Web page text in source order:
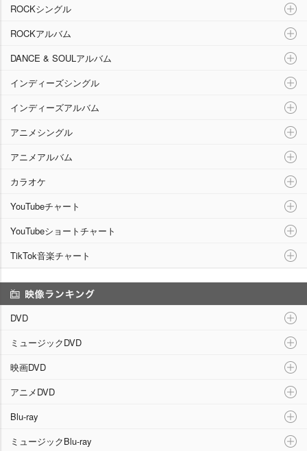
ROCKシングル
ROCKアルバム
DANCE & SOULアルバム
インディーズシングル
インディーズアルバム
アニメシングル
アニメアルバム
カラオケ
YouTubeチャート
YouTubeショートチャート
TikTok音楽チャート
DVD
ミュージックDVD
映画DVD
アニメDVD
Blu-ray
ミュージックBlu-ray